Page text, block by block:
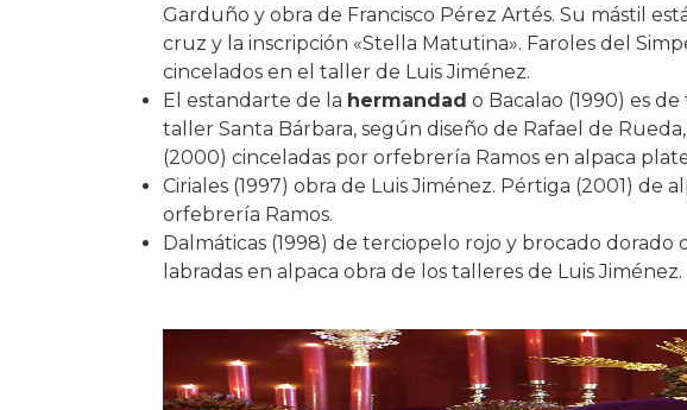
Garduño y obra de Francisco Pérez Artés. Su mástil
cruz y la inscripción «Stella Matutina». Faroles del
cincelados en el taller de Luis Jiménez.
El estandarte de la hermandad o Bacalao (1990) es
taller Santa Bárbara, según diseño de Rafael de
(2000) cinceladas por orfebrería Ramos en alpaca
Ciriales (1997) obra de Luis Jiménez. Pértiga (2001) de
orfebrería Ramos.
Dalmáticas (1998) de terciopelo rojo y brocado dorado
labradas en alpaca obra de los talleres de Luis Jiménez.